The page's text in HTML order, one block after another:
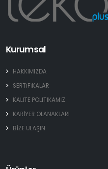
Kurumsal
HAKKIMIZDA
SERTİFİKALAR
KALİTE POLİTİKAMIZ
KARİYER OLANAKLARI
BİZE ULAŞIN